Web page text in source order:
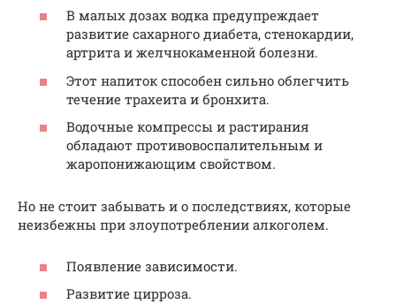
В малых дозах водка предупреждает
развитие сахарного диабета, стенокардии,
артрита и желчнокаменной болезни.
Этот напиток способен сильно облегчить
течение трахеита и бронхита.
Водочные компрессы и растирания
обладают противовоспалительным и
жаропонижающим свойством.
Но не стоит забывать и о последствиях, которые
неизбежны при злоупотреблении алкоголем.
Появление зависимости.
Развитие цирроза.